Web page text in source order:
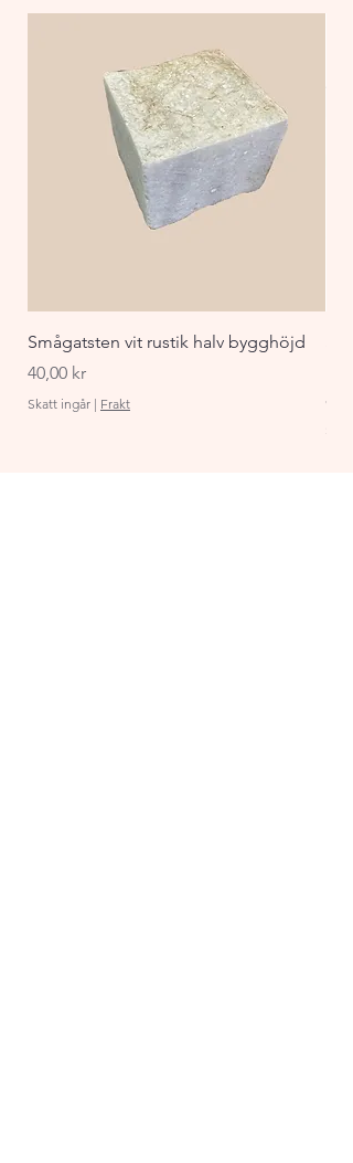
Smågatsten vit rustik halv bygghöjd
Pris
40,00 kr
Skatt ingår | Frakt
Pris